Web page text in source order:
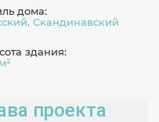
дома:
Скандинавский
здания:
проекта